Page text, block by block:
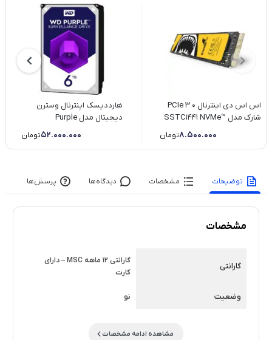
اس اس دی اینترنال PCIe 3.0
شارک مدل ™SSTC1441 NVMe
8.500.000تومان
هارددیسک اینترنال وسترن
دیجیتال مدل Purple
52.000.000تومان
توضیحات مشخصات دیدگاه‌ها پرسش‌ها
مشخصات
گارانتی
گارانتی 12 ماهه MSC – دارای
کارت
وضعیت نو
مشاهده ادامه مشخصات